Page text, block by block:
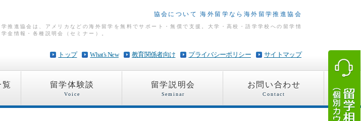
協会について 海外留学なら海外留学推進協会
学推進協会は、アメリカなどの海外留学を無料でサポート・無償で支援。大学・高校・語学学校への留学情
学金情報・各種説明会（セミナー）。
サイトマップ
プライバシーポリシー
教育関係者向け
What's New
トップ
留学体験談
Voice
留学説明会
Seminar
お問い合わせ
Contact